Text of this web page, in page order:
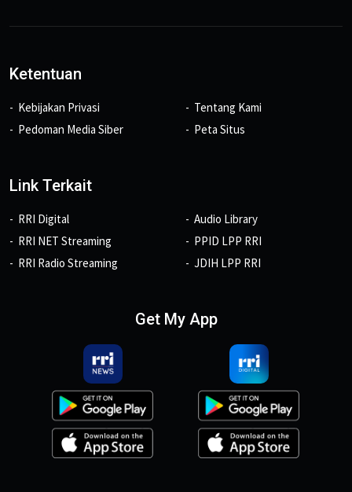
Ketentuan
Kebijakan Privasi
Pedoman Media Siber
Tentang Kami
Peta Situs
Link Terkait
RRI Digital
RRI NET Streaming
RRI Radio Streaming
Audio Library
PPID LPP RRI
JDIH LPP RRI
Get My App